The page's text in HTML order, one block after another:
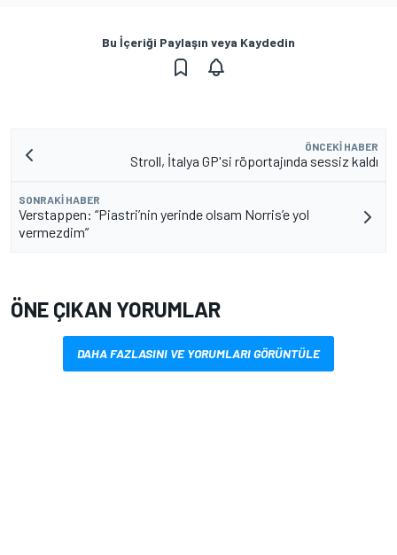
Bu İçeriği Paylaşın veya Kaydedin
ÖNCEKI HABER
Stroll, İtalya GP'si röportajında sessiz kaldı
SONRAKI HABER
Verstappen: “Piastri’nin yerinde olsam Norris’e yol
vermezdim”
ÖNE ÇIKAN YORUMLAR
DAHA FAZLASINI VE YORUMLARI GÖRÜNTÜLE